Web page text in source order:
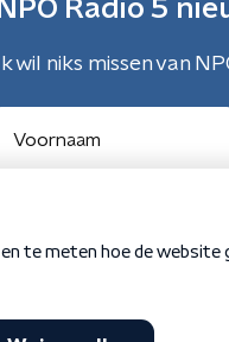
NPO Radio 5
Ik wil niks missen van